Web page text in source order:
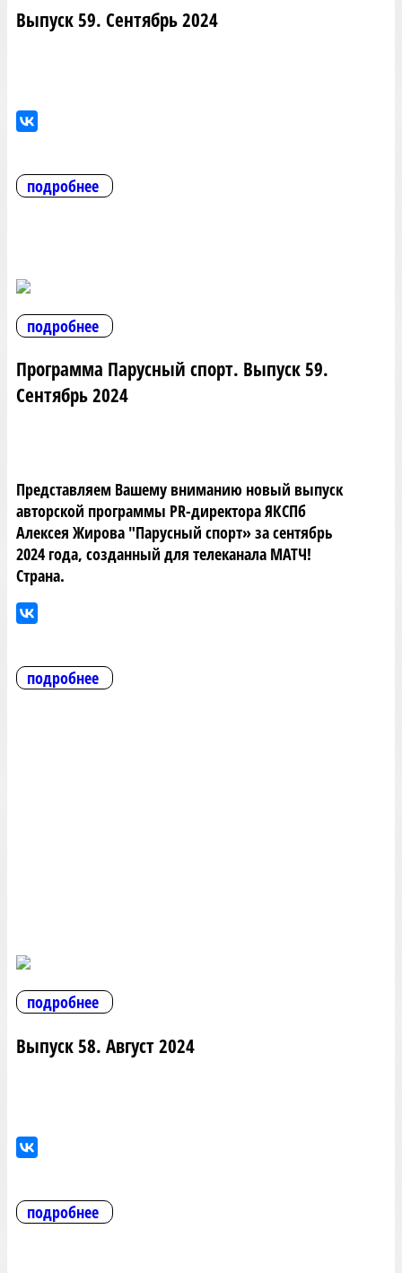
Выпуск 59. Сентябрь 2024
подробнее
подробнее
Программа Парусный спорт. Выпуск 59.
Сентябрь 2024
Представляем Вашему вниманию новый выпуск
авторской программы PR-директора ЯКСПб
Алексея Жирова "Парусный спорт» за сентябрь
2024 года, созданный для телеканала МАТЧ!
Страна.
подробнее
подробнее
Выпуск 58. Август 2024
подробнее